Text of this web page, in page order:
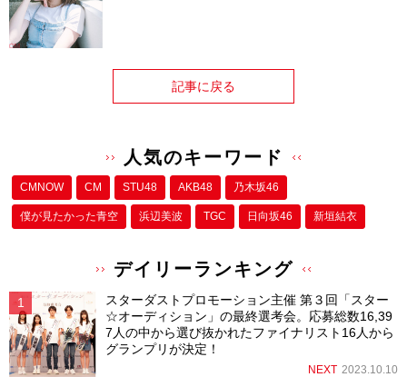
記事に戻る
人気のキーワード
CMNOW CM STU48 AKB48 乃木坂46
僕が⾒たかった⻘空 浜辺美波 TGC 日向坂46 新垣結衣
デイリーランキング
スターダストプロモーション主催 第３回「スター
☆オーディション」の最終選考会。応募総数16,39
7人の中から選び抜かれたファイナリスト16人から
グランプリが決定！
NEXT 2023.10.10